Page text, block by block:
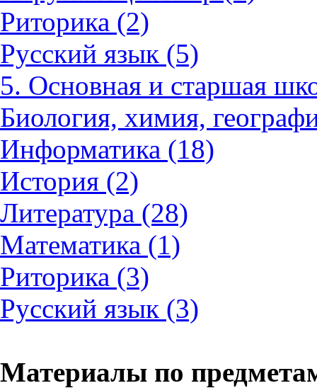
Риторика (2)
Русский язык (5)
5. Основная и старшая
Биология, химия,
Информатика (18)
История (2)
Литература (28)
Математика (1)
Риторика (3)
Русский язык (3)
Материалы по